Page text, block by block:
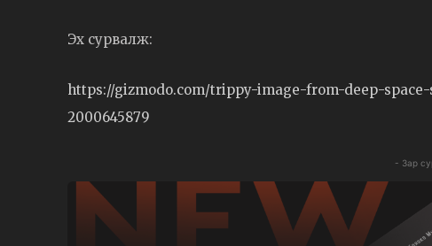
Эх сурвалж:
https://gizmodo.com/trippy-image-from-deep-
2000645879
- Зар